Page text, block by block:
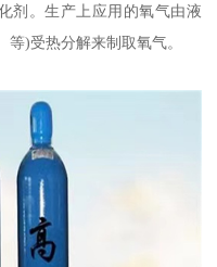
剂。生产上应用的氧气由液
)受热分解来制取氧气。